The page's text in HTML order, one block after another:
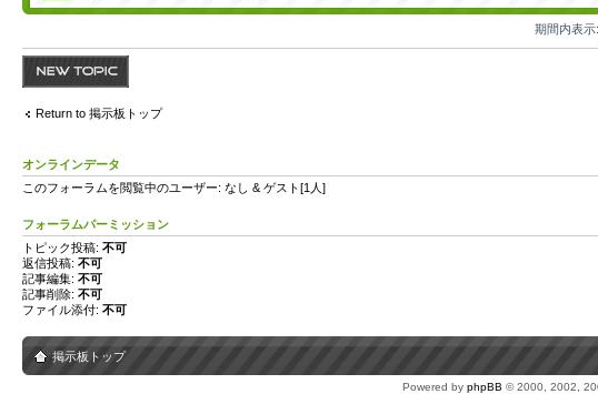
期間内表示:
Return to 掲示板トップ
オンラインデータ
このフォーラムを閲覧中のユーザー: なし & ゲスト[1人]
フォーラムパーミッション
トピック投稿: 不可
返信投稿: 不可
記事編集: 不可
記事削除: 不可
ファイル添付: 不可
掲示板トップ
Powered by phpBB © 2000, 2002,